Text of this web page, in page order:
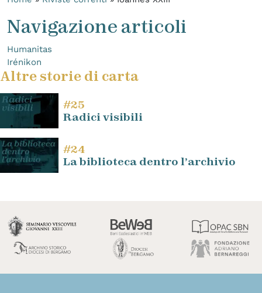
Navigazione articoli
Humanitas
Irénikon
Altre storie di carta
#25
Radici visibili
#24
La biblioteca dentro l’archivio